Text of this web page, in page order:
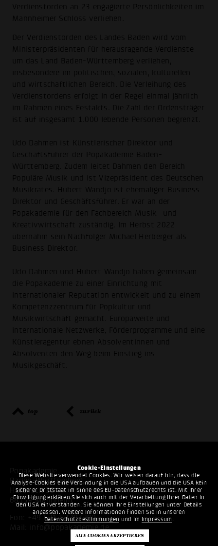
Cookie-Einstellungen
Diese Website verwendet Cookies. Wir weisen darauf hin, dass die
Analyse-Cookies eine Verbindung in die USA aufbauen und die USA kein
sicherer Drittstaat im Sinne des EU-Datenschutzrechts ist. Mit Ihrer
Einwilligung erklären Sie sich auch mit der Verarbeitung Ihrer Daten in
den USA einverstanden. Sie können Ihre Einstellungen unter Details
anpassen. Weitere Informationen finden Sie in unseren
Datenschutzbestimmungen und im Impressum .
Verdienstorden an 23 engagierte Persönlichkeiten im
Mannheimer Schloss verliehen.
Der Verdienstorden des Landes Baden wird vom
Ministerpräsidenten für herausragende Verdienste
um das Land Baden-Württemberg verliehen,
insbesondere im politischen, sozialen, kulturellen
und wirtschaftlichen Bereich. Die Verleihung des
Verdienstordens erfolgt in der Regel einmal jährlich
im Rahmen eines Festakts. Die Zahl der Ordensträger
ist auf insgesamt 1.000 lebende Personen begrenzt.
Udo Dahmen ist Künstlerischer Direktor und
Geschäftsführer der Popakademie Baden-
Württemberg. Zudem leitet Dahmen den Bereich
Populäre Musik und ist Vizepräsident des Deutschen
Musikrates. Hubert Wandjo ist ehemaliger Business
Direktor und Geschäftsführer. Er war an der
Popakademie für den Fachbereich Musik- und
Kreativwirtschaft zuständig. Im Herbst 2022
übernahm sein Nachfolger Michael Herberger als
Business Direktor.
Udo Dahmen und Hubert Wandjo haben gemeinsam
die Popakademie zu einer Einrichtung mit
internationaler Reputation entwickelt und zu einem
Kompetenzzentrum für Popkultur und
Musikwirtschaft gemacht. Europaweite und
internationale Netzwerke, Förderprogramme und eine
Künstleragentur ebnen Absolventinnen und
Absolventen den Weg beim Einstieg ins
Musikgeschäft.
top zurück
Popakademie
Baden-Württemberg
Hafenstr. 33
68159 Mannheim
Fon:
+49 621 53397200
Mail:
info@popakademie.de